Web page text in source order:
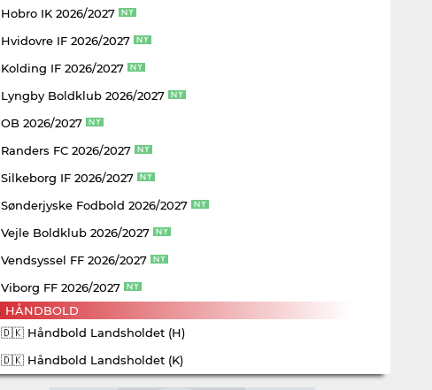
Hobro IK 2026/2027
Hvidovre IF 2026/2027
Kolding IF 2026/2027
Lyngby Boldklub 2026/2027
OB 2026/2027
Randers FC 2026/2027
Silkeborg IF 2026/2027
Sønderjyske Fodbold 2026/2027
Vejle Boldklub 2026/2027
Vendsyssel FF 2026/2027
Viborg FF 2026/2027
HÅNDBOLD
🇩🇰 Håndbold Landsholdet (H)
🇩🇰 Håndbold Landsholdet (K)